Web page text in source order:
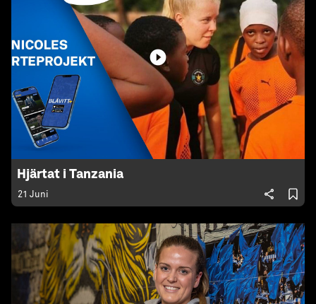
Hjärtat i Tanzania
21 Juni